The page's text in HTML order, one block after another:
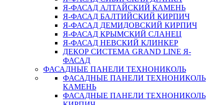
Я-ФАСАД АЛТАЙСКИЙ КАМЕНЬ
Я-ФАСАД БАЛТИЙСКИЙ КИРПИЧ
Я-ФАСАД ДЕМИДОВСКИЙ КИРПИЧ
Я-ФАСАД КРЫМСКИЙ СЛАНЕЦ
Я-ФАСАД НЕВСКИЙ КЛИНКЕР
ДЕКОР СИСТЕМА GRAND LINE Я-
ФАСАД
ФАСАДНЫЕ ПАНЕЛИ ТЕХНОНИКОЛЬ
ФАСАДНЫЕ ПАНЕЛИ ТЕХНОНИКОЛЬ
КАМЕНЬ
ФАСАДНЫЕ ПАНЕЛИ ТЕХНОНИКОЛЬ